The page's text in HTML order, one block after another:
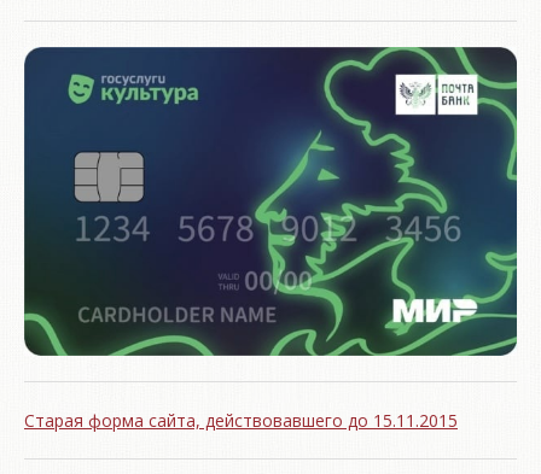
Старая форма сайта, действовавшего до 15.11.2015